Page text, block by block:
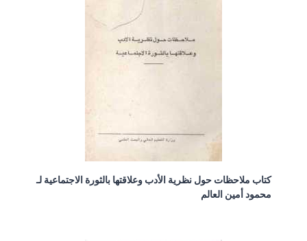
كتاب ملاحظات حول نظرية الأدب وعلاقتها بالثورة الاجتماعية لـ
محمود أمين العالم